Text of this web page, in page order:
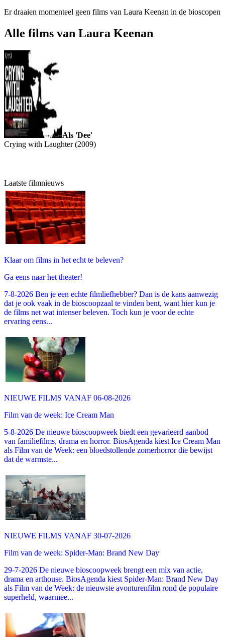
Er draaien momenteel geen films van Laura Keenan in de bioscopen
Alle films van Laura Keenan
Als 'Dee'
Crying with Laughter (2009)
Laatste filmnieuws
Klaar om films in het echt te beleven?
Ga eens naar het theater!
7-8-2026 Ben je een echte filmliefhebber? Dan is de kans aanwezig
dat je ook vaak in de bioscoopzaal te vinden bent, want hier kun je
de films net wat intenser beleven. Toch kun je voor de echte
ervaring eens...
NIEUWE FILMS VANAF 06-08-2026
Film van de week: Ice Cream Man
5-8-2026 De nieuwe bioscoopweek biedt een gevarieerd aanbod
van familiefilms, drama en horror. BiosAgenda kiest Ice Cream Man
als Film van de Week: een bloedstollende zomerhorror die bewijst
dat de warmste...
NIEUWE FILMS VANAF 30-07-2026
Film van de week: Spider-Man: Brand New Day
29-7-2026 De nieuwe bioscoopweek brengt een mix van actie,
drama en arthouse. BiosAgenda kiest Spider-Man: Brand New Day
als Film van de Week: de nieuwste avonturenfilm rond de populaire
superheld, waarmee...